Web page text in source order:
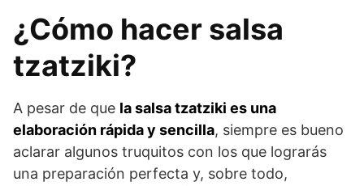
¿Cómo hacer salsa
tzatziki?
A pesar de que la salsa tzatziki es una
elaboración rápida y sencilla, siempre es bueno
aclarar algunos truquitos con los que lograrás
una preparación perfecta y, sobre todo,